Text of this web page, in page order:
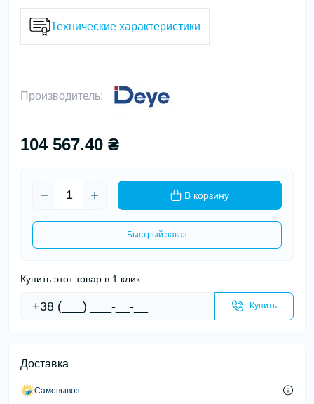
Технические характеристики
Производитель:
104 567.40 ₴
В корзину
Быстрый заказ
Купить этот товар в 1 клик:
Купить
Доставка
Самовывоз